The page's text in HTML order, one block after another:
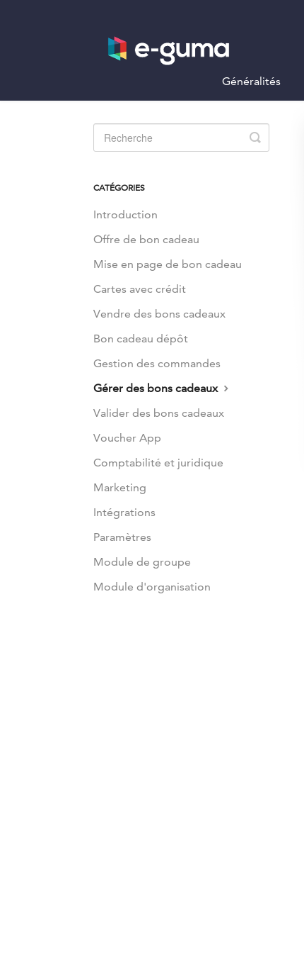
Généralités
Toggle
Search
CATÉGORIES
Introduction
Offre de bon cadeau
Mise en page de bon cadeau
Cartes avec crédit
Vendre des bons cadeaux
Bon cadeau dépôt
Gestion des commandes
Gérer des bons cadeaux
Valider des bons cadeaux
Voucher App
Comptabilité et juridique
Marketing
Intégrations
Paramètres
Module de groupe
Module d'organisation